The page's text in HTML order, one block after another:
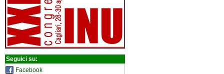
Seguici su:
Facebook